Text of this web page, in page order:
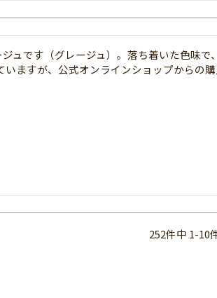
ュです（グレージュ）。落ち着いた色味で
ますが、公式オンラインショップからの
252件中 1-10